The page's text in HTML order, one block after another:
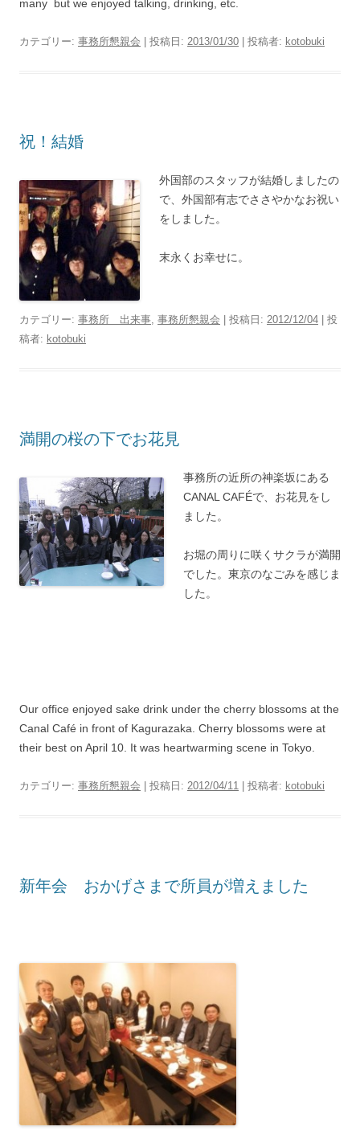
many but we enjoyed talking, drinking, etc.
カテゴリー: 事務所懇親会 | 投稿日: 2013/01/30 投稿者: kotobuki
祝！結婚
外国部のスタッフが結婚しましたの
で、外国部有志でささやかなお祝い
をしました。
末永くお幸せに。
カテゴリー: 事務所 出来事 事務所懇親会 | 投稿日: 2012/12/04
投
稿者: kotobuki
満開の桜の下でお花見
事務所の近所の神楽坂にある
CANAL CAFÉで、お花見をし
ました。
お堀の周りに咲くサクラが満開
でした。東京のなごみを感じま
した。
Our office enjoyed sake drink under the cherry blossoms at the
Canal Café in front of Kagurazaka. Cherry blossoms were at
their best on April 10. It was heartwarming scene in Tokyo.
カテゴリー: 事務所懇親会 | 投稿日: 2012/04/11 投稿者: kotobuki
新年会 おかげさまで所員が増えました